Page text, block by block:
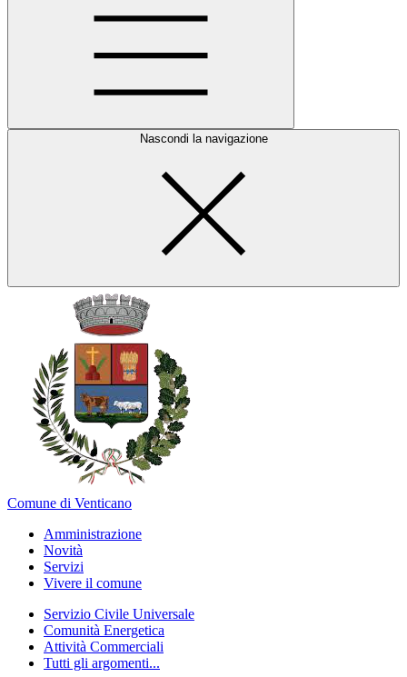
Nascondi la navigazione
Comune di Venticano
Amministrazione
Novità
Servizi
Vivere il comune
Servizio Civile Universale
Comunità Energetica
Attività Commerciali
Tutti gli argomenti...